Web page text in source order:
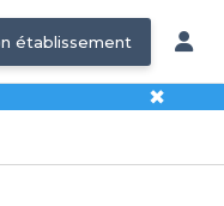
établissement
✖